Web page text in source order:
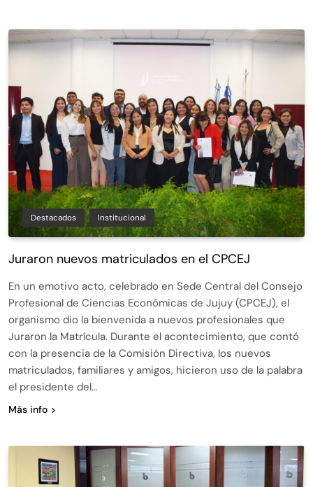
Destacados Institucional
Juraron nuevos matriculados en el CPCEJ
En un emotivo acto, celebrado en Sede Central del Consejo
Profesional de Ciencias Económicas de Jujuy (CPCEJ), el
organismo dio la bienvenida a nuevos profesionales que
Juraron la Matrícula. Durante el acontecimiento, que contó
con la presencia de la Comisión Directiva, los nuevos
matriculados, familiares y amigos, hicieron uso de la palabra
el presidente del…
Más info